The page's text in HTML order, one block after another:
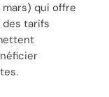
qui offre
tarifs